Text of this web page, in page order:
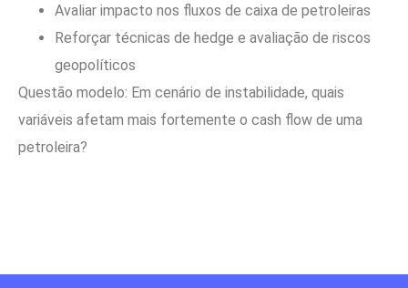
Avaliar impacto nos fluxos de caixa de petroleiras
Reforçar técnicas de hedge e avaliação de riscos
geopolíticos
Questão modelo: Em cenário de instabilidade, quais
variáveis afetam mais fortemente o cash flow de uma
petroleira?